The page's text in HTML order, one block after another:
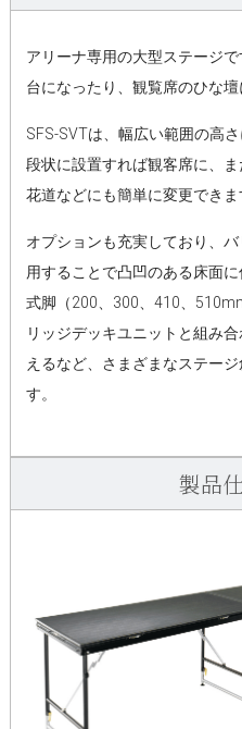
アリーナ専用の大型ステージ
台になったり、観覧席のひな
SFS-SVTは、幅広い範囲の高
段状に設置すれば観客席に、ま
花道などにも簡単に変更できま
オプションも充実しており、
用することで凸凹のある床面
式脚（200、300、410、
リッジデッキユニットと組み
えるなど、さまざまなステー
す。
製品